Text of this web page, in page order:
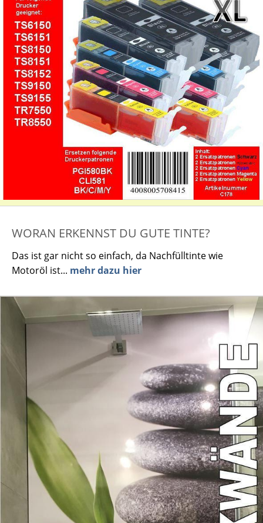
WORAN ERKENNST DU GUTE TINTE?
Das ist gar nicht so einfach, da Nachfülltinte wie
Motoröl ist... mehr dazu hier